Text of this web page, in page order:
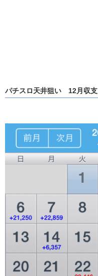
パチスロ天井狙い 12月収支